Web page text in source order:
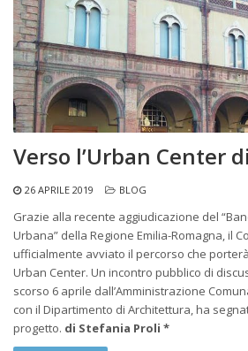
Verso l’Urban Center
26 APRILE 2019 BLOG
Grazie alla recente aggiudicazione del
Urbana” della Regione Emilia-Romagna, il
ufficialmente avviato il percorso che
Urban Center. Un incontro pubblico di
scorso 6 aprile dall’Amministrazione
con il Dipartimento di Architettura, ha
progetto. di Stefania Proli *